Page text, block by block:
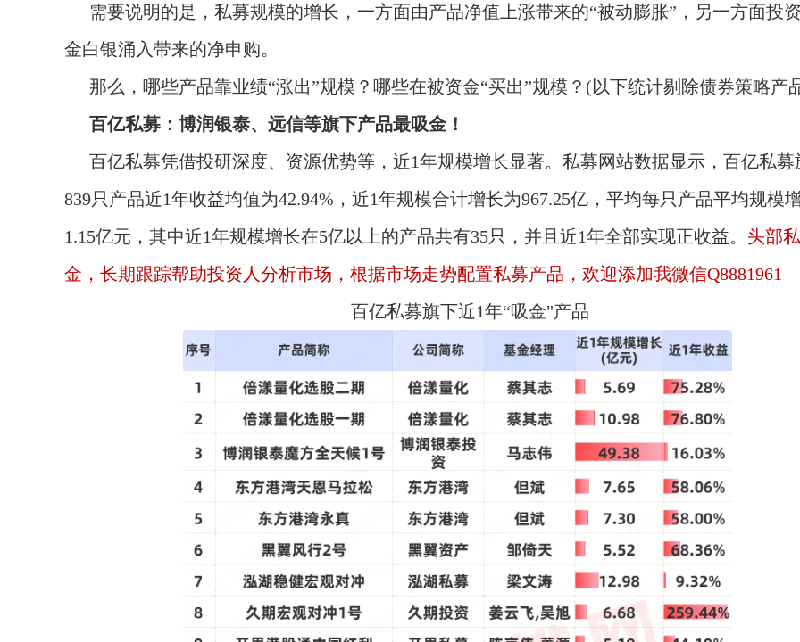
需要说明的是，私募规模的增长，一方面由产品净值上涨带来的“被动膨胀”，另一方面投
金白银涌入带来的净申购。
那么，哪些产品靠业绩“涨出”规模？哪些在被资金“买出”规模？(以下统计剔除债券策略产
百亿私募：博润银泰、远信等旗下产品最吸金！
百亿私募凭借投研深度、资源优势等，近1年规模增长显著。私募网站数据显示，百亿私募
839只产品近1年收益均值为42.94%，近1年规模合计增长为967.25亿，平均每只产品平均规模
1.15亿元，其中近1年规模增长在5亿以上的产品共有35只，并且近1年全部实现正收益。 头部
金，长期跟踪帮助投资人分析市场，根据市场走势配置私募产品，欢迎添加我微信Q8881961
百亿私募旗下近1年“吸金"产品